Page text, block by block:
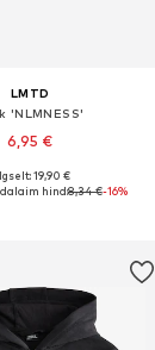
LMTD
'NLMNESS'
6,95 €
19,90 €
hind:8,34 €-16%